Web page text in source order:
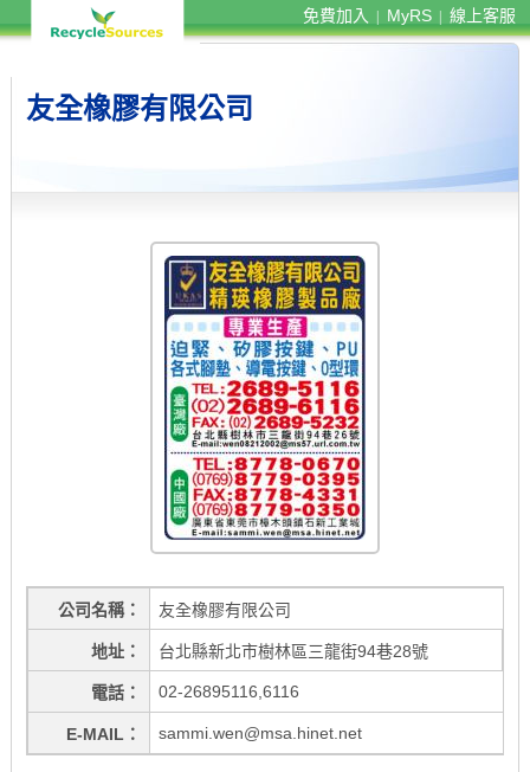
免費加入 MyRS 線上客服
友全橡膠有限公司
公司名稱 友全橡膠有限公司
地址 台北縣新北市樹林區三龍街94巷28號
電話 02-26895116,6116
E-MAIL sammi.wen@msa.hinet.net